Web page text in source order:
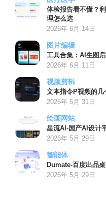
体检报告看不懂？
理怎么选
2026年 6月 14日
图片编辑
工具合集：AI生图
2026年 6月 11日
视频剪辑
文本指令P视频的几
2026年 5月 31日
绘画网站
星流AI-国产AI设计
2026年 5月 29日
智能体
Dumate-百度出品
2026年 5月 29日